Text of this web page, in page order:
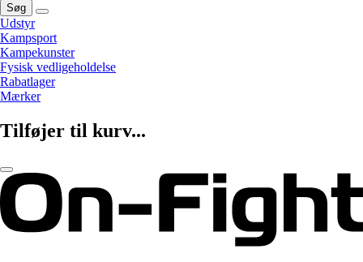
Søg
Udstyr
Kampsport
Kampekunster
Fysisk vedligeholdelse
Rabatlager
Mærker
Tilføjer til kurv...